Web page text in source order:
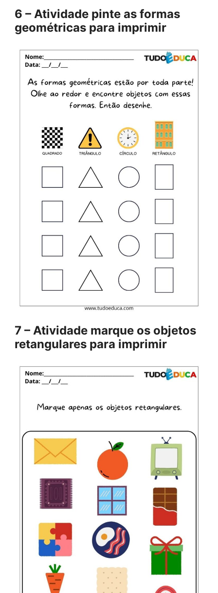
6 – Atividade pinte as formas
geométricas para imprimir
7 – Atividade marque os objetos
retangulares para imprimir